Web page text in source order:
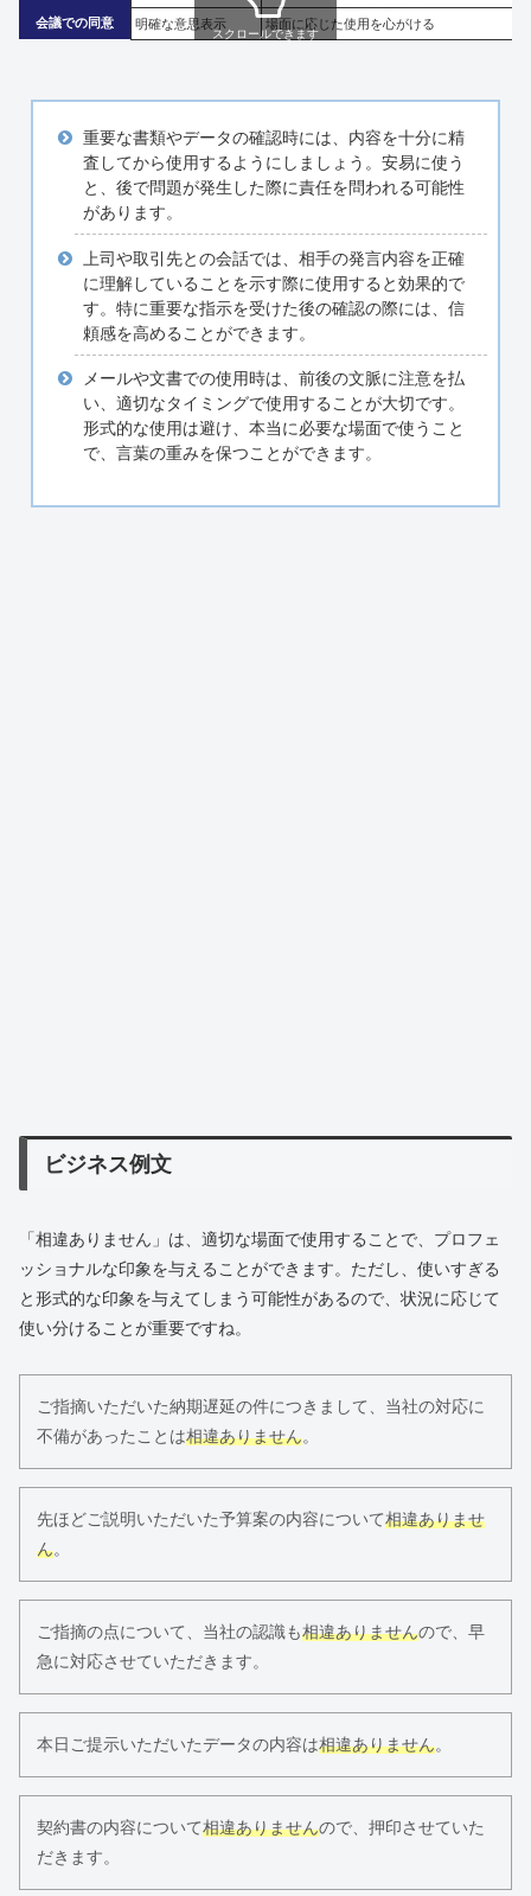
会議での同意 明確な意思表示 場面に応じた使用を心がける
スクロールできます
重要な書類やデータの確認時には、内容を十分に精
査してから使用するようにしましょう。安易に使う
と、後で問題が発生した際に責任を問われる可能性
があります。
上司や取引先との会話では、相手の発言内容を正確
に理解していることを示す際に使用すると効果的で
す。特に重要な指示を受けた後の確認の際には、信
頼感を高めることができます。
メールや文書での使用時は、前後の文脈に注意を払
い、適切なタイミングで使用することが大切です。
形式的な使用は避け、本当に必要な場面で使うこと
で、言葉の重みを保つことができます。
ビジネス例文
「相違ありません」は、適切な場面で使用することで、プロフェ
ッショナルな印象を与えることができます。ただし、使いすぎる
と形式的な印象を与えてしまう可能性があるので、状況に応じて
使い分けることが重要ですね。
ご指摘いただいた納期遅延の件につきまして、当社の対応に
不備があったことは相違ありません。
先ほどご説明いただいた予算案の内容について相違ありませ
ん。
ご指摘の点について、当社の認識も相違ありませんので、早
急に対応させていただきます。
本日ご提示いただいたデータの内容は相違ありません。
契約書の内容について相違ありませんので、押印させていた
だきます。